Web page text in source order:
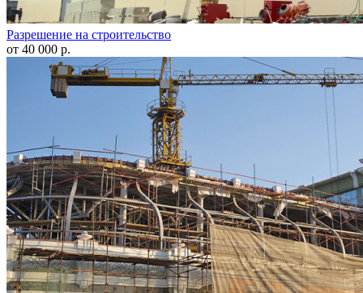
Разрешение на строительство
от 40 000 р.